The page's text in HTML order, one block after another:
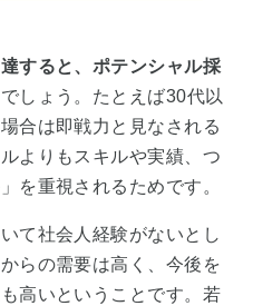
すると、ポテンシャル採
しょう。たとえば30代以
合は即戦力と見なされる
よりもスキルや実績、つ
を重視されるためです。
て社会人経験がないとし
らの需要は高く、今後を
高いということです。若